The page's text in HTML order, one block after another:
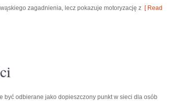
zagadnienia, lecz pokazuje motoryzację z [ Read
być odbierane jako dopieszczony punkt w sieci dla osób